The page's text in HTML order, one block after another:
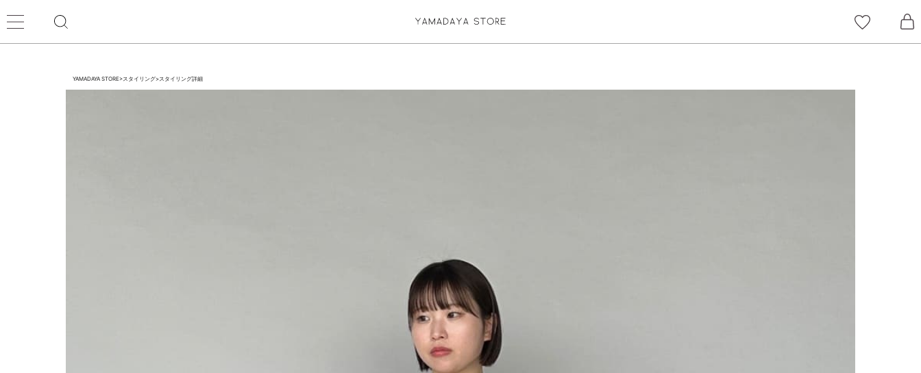
YAMADAYA STORE>スタイリング>スタイリング詳細